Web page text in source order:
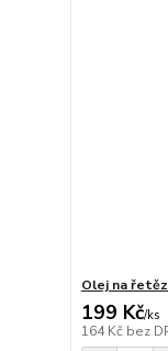
Olej na
199 Kč/ks
164 Kč bez